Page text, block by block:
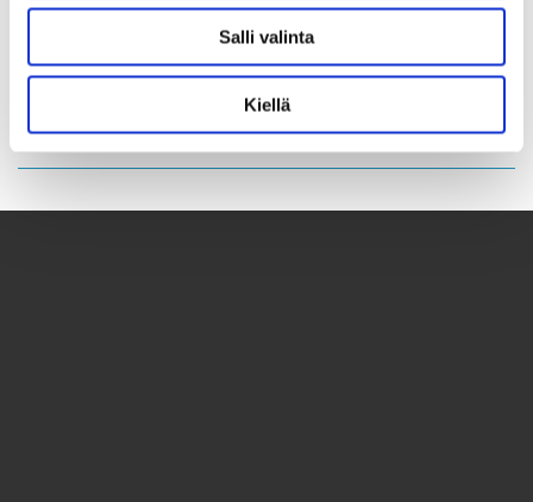
Salli valinta
Kiellä
Slovenije, ki tako aktivno spremljajo in sodelujejo pri
Spletna stran društva Slovenia-Seura >